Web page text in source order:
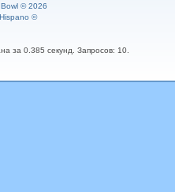
© 2026
©
за 0.385 секунд. Запросов: 10.